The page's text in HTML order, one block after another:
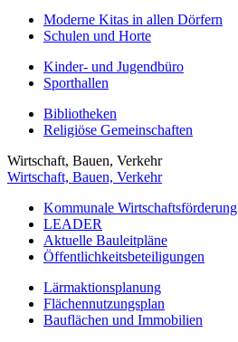
Moderne Kitas in allen Dörfern
Schulen und Horte
Kinder- und Jugendbüro
Sporthallen
Bibliotheken
Religiöse Gemeinschaften
Wirtschaft, Bauen, Verkehr
Wirtschaft, Bauen, Verkehr
Kommunale Wirtschaftsförderung
LEADER
Aktuelle Bauleitpläne
Öffentlichkeitsbeteiligungen
Lärmaktionsplanung
Flächennutzungsplan
Bauflächen und Immobilien